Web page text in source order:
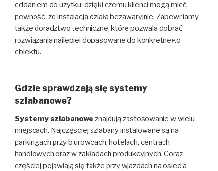
oddaniem do użytku, dzięki czemu klienci mogą mieć
pewność, że instalacja działa bezawaryjnie. Zapewniamy
także doradztwo techniczne, które pozwala dobrać
rozwiązania najlepiej dopasowane do konkretnego
obiektu.
Gdzie sprawdzają się systemy
szlabanowe?
Systemy szlabanowe znajdują zastosowanie w wielu
miejscach. Najczęściej szlabany instalowane są na
parkingach przy biurowcach, hotelach, centrach
handlowych oraz w zakładach produkcyjnych. Coraz
częściej pojawiają się także przy wjazdach na osiedla